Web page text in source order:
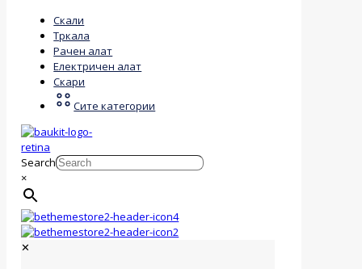
Скали
Тркала
Рачен алат
Електричен алат
Скари
Сите категории
Search
×
✕